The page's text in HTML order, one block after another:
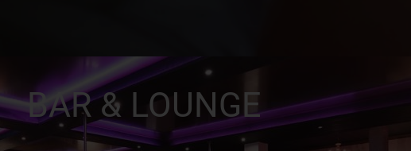
BAR& LOUNGE